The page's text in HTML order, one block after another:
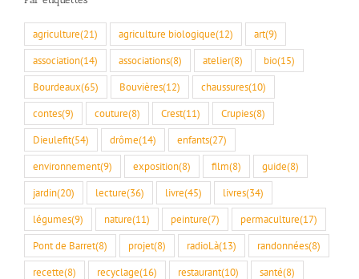
agriculture(21) agriculture biologique(12) art(9)
association(14) associations(8) atelier(8) bio(15)
Bourdeaux(65) Bouvières(12) chaussures(10)
contes(9) couture(8) Crest(11) Crupies(8)
Dieulefit(54) drôme(14) enfants(27)
environnement(9) exposition(8) film(8) guide(8)
jardin(20) lecture(36) livre(45) livres(34)
légumes(9) nature(11) peinture(7) permaculture(17)
Pont de Barret(8) projet(8) radioLà(13) randonnées(8)
recette(8) recyclage(16) restaurant(10) santé(8)